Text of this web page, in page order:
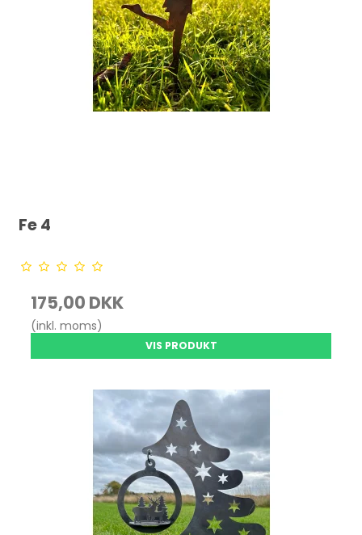
Fe 4
175,00 DKK
(inkl. moms)
VIS PRODUKT